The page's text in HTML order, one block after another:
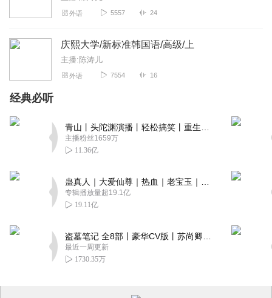
外语 5557 24
庆熙大学/新标准韩国语/高级/上
主播:陈涛儿
外语 7554 16
经典必听
主播粉丝1659万
11.36亿
专辑播放量超19.1亿
19.11亿
最近一周更新
1730.35万